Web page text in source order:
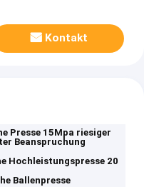
Kontakt
Presse 15Mpa riesiger
Beanspruchung
Hochleistungspresse 20
Ballenpresse